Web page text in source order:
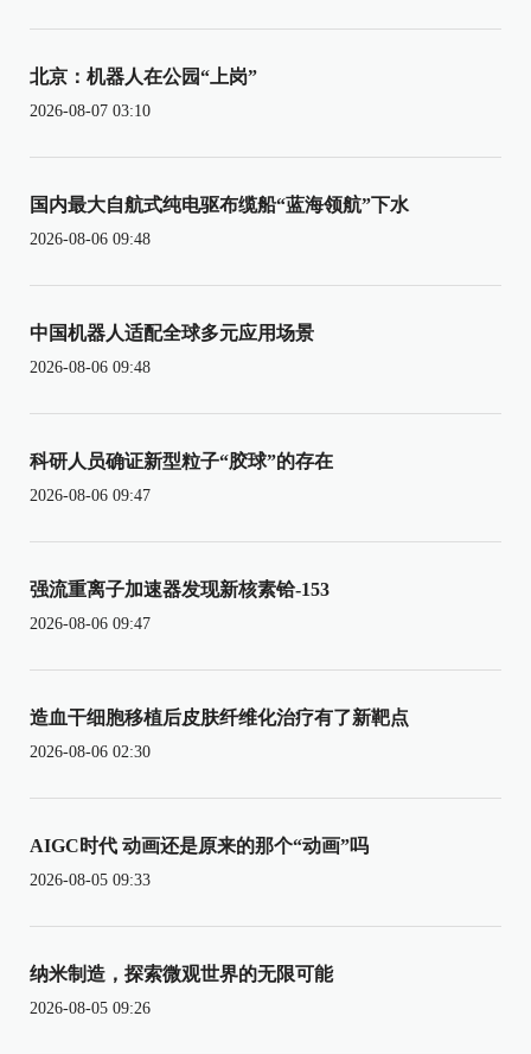
北京：机器人在公园“上岗”
2026-08-07 03:10
国内最大自航式纯电驱布缆船“蓝海领航”下水
2026-08-06 09:48
中国机器人适配全球多元应用场景
2026-08-06 09:48
科研人员确证新型粒子“胶球”的存在
2026-08-06 09:47
强流重离子加速器发现新核素铪-153
2026-08-06 09:47
造血干细胞移植后皮肤纤维化治疗有了新靶点
2026-08-06 02:30
AIGC时代 动画还是原来的那个“动画”吗
2026-08-05 09:33
纳米制造，探索微观世界的无限可能
2026-08-05 09:26